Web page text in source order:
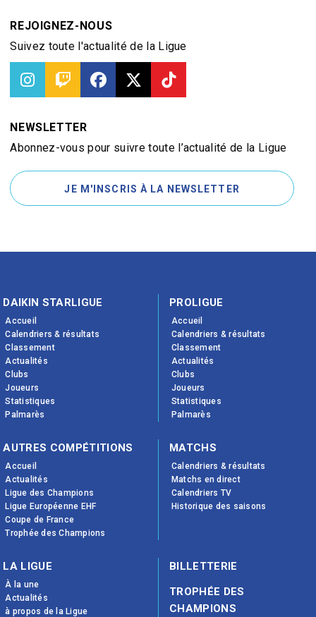
REJOIGNEZ-NOUS
Suivez toute l'actualité de la Ligue
NEWSLETTER
Abonnez-vous pour suivre toute l’actualité de la Ligue
JE M'INSCRIS À LA NEWSLETTER
DAIKIN STARLIGUE
Accueil
Calendriers & résultats
Classement
Actualités
Clubs
Joueurs
Statistiques
Palmarès
PROLIGUE
Accueil
Calendriers & résultats
Classement
Actualités
Clubs
Joueurs
Statistiques
Palmarès
AUTRES COMPÉTITIONS
Accueil
Actualités
Ligue des Champions
Ligue Européenne EHF
Coupe de France
Trophée des Champions
MATCHS
Calendriers & résultats
Matchs en direct
Calendriers TV
Historique des saisons
LA LIGUE
À la une
Actualités
à propos de la Ligue
BILLETTERIE
TROPHÉE DES
CHAMPIONS